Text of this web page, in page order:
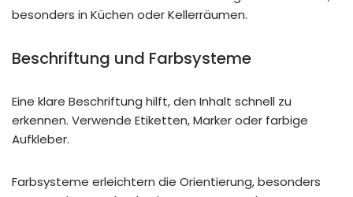
besonders in Küchen oder Kellerräumen.
Beschriftung und Farbsysteme
Eine klare Beschriftung hilft, den Inhalt schnell zu
erkennen. Verwende Etiketten, Marker oder farbige
Aufkleber.
Farbsysteme erleichtern die Orientierung, besonders